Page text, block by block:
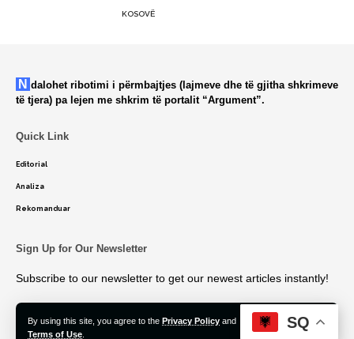
By using this site, you agree to the Privacy Policy and
Terms of Use
Accept
KOSOVË
Ndalohet ribotimi i përmbajtjes (lajmeve dhe të gjitha shkrimeve
të tjera) pa lejen me shkrim të portalit “Argument”.
Quick Link
Editorial
Analiza
Rekomanduar
Sign Up for Our Newsletter
Subscribe to our newsletter to get our newest articles instantly!
SQ